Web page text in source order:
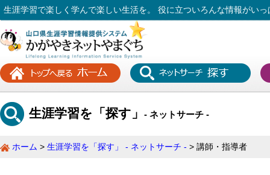
生涯学習で楽しく学んで楽しい生活を。 役に立ついろんな情報がいっ
生涯学習を「探す」 - ネットサーチ -
ホーム 生涯学習を「探す」 - ネットサーチ - 講師・指導者